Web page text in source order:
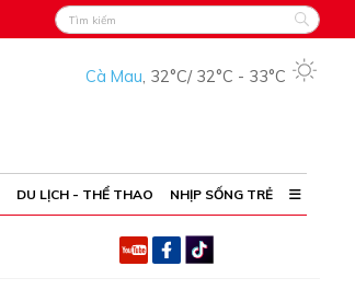
Cà Mau, 32°C/ 32°C - 33°C
DU LỊCH - THỂ THAO NHỊP SỐNG TRẺ